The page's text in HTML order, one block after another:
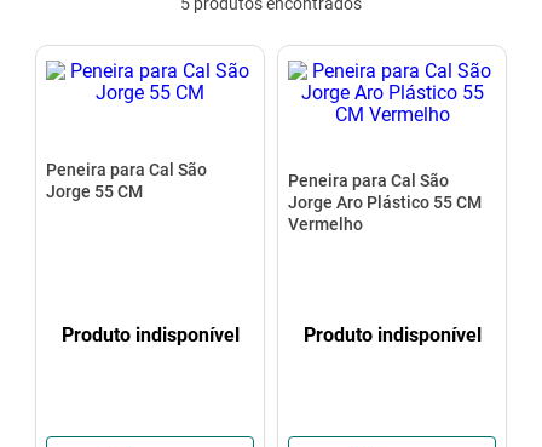
Peneira para Cal São
Jorge 55 CM
Produto indisponível
Peneira para Cal São
Jorge Aro Plástico 55 CM
Vermelho
Produto indisponível
10º ar condicionado